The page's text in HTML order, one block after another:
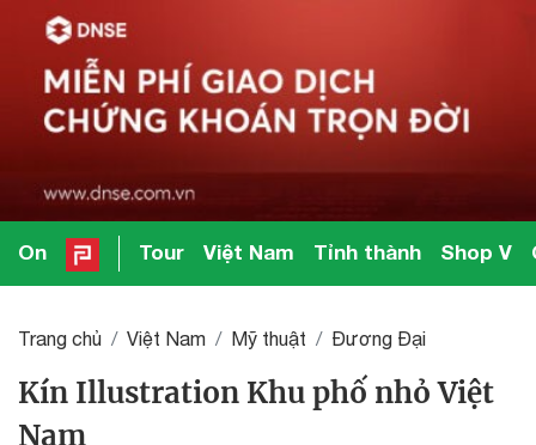
On Tour Việt Nam Tỉnh thành Shop V
Trang chủ Việt Nam Mỹ thuật Đương Đại
Kín Illustration Khu phố nhỏ Việt
Nam